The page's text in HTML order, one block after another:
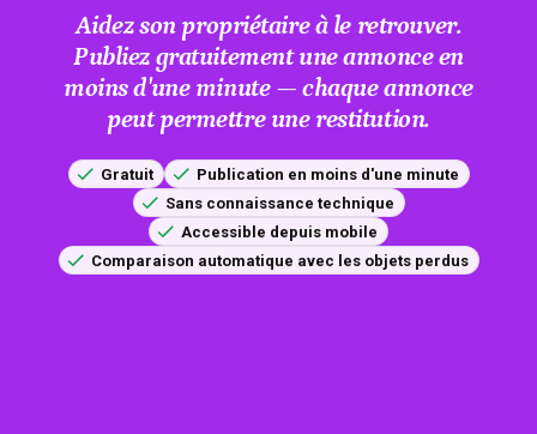
Aidez son propriétaire à le retrouver.
Publiez gratuitement une annonce en
moins d'une minute — chaque annonce
peut permettre une restitution.
Gratuit
Publication en moins d'une minute
Sans connaissance technique
Accessible depuis mobile
Comparaison automatique avec les objets perdus